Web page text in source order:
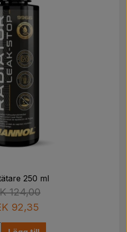
250 ml
124,00
92,35